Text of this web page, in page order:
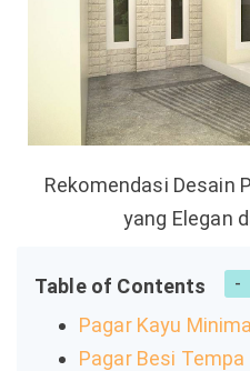
Rekomendasi Desain
yang Elegan
Table of Contents
Pagar Kayu
Pagar Besi Tempa